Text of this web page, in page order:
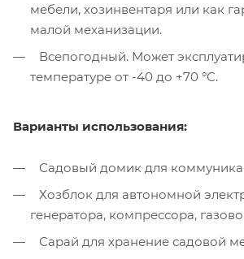
мебели, хозинвентаря или как
малой механизации.
Всепогодный. Может
температуре от -40 до +70 °С.
Варианты использования:
Садовый домик для
Хозблок для автономной
генератора, компрессора,
Сарай для хранение садовой